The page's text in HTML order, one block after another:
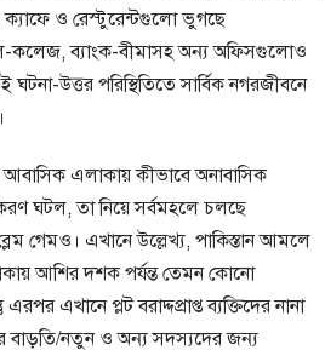
ক্যাফে ও রেস্টুরেন্টগুলো ভুগছে
কলেজ, ব্যাংক-বীমাসহ অন্য অফিসগুলোও
উত্তর পরিস্থিতিতে সার্বিক নগরজীবনে
এলাকায় কীভাবে অনাবাসিক
ঘটল, তা নিয়ে সর্বমহলে চলছে
গেমও। এখানে উল্লেখ্য, পাকিস্তান আমলে
আশির দশক পর্যন্ত তেমন কোনো
এখানে প্লট বরাদ্দপ্রাপ্ত ব্যক্তিদের নানা
বাড়তি/নতুন ও অন্য সদস্যদের জন্য